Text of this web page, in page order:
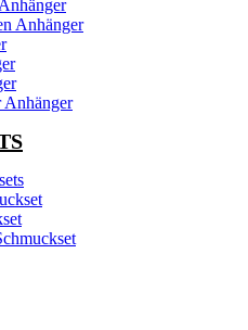
Anhänger
Anhänger